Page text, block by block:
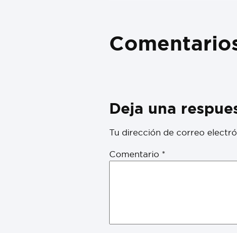
Deja una
Tu dirección de correo
Comentario *